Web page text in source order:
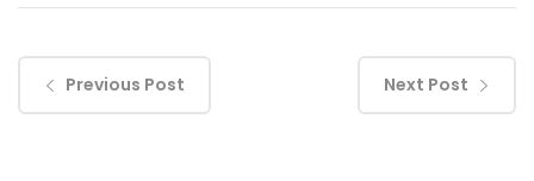
Previous Post Next Post